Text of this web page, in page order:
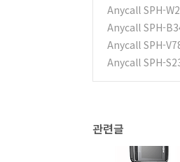
Anycall SPH-
Anycall SPH-
Anycall SPH-
Anycall SPH-
관련글